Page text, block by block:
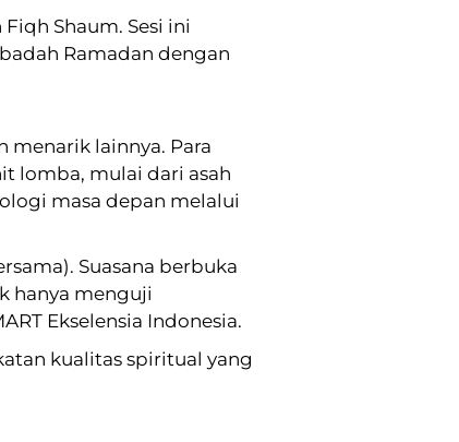
Shaum. Sesi ini
Ramadan dengan
menarik lainnya. Para
lomba, mulai dari asah
masa depan melalui
Suasana berbuka
hanya menguji
Ekselensia Indonesia.
kualitas spiritual yang